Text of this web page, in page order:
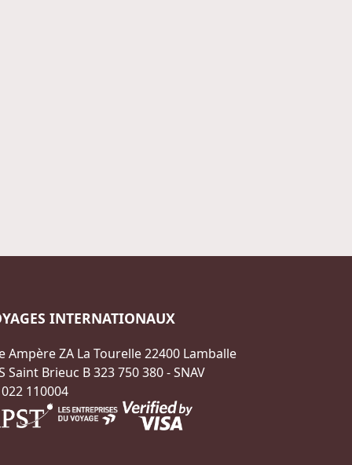
INTERNATIONAUX
Ampère ZA La Tourelle 22400 Lamballe
Saint Brieuc B 323 750 380 - SNAV
110004